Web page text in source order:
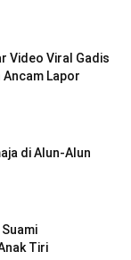
Video Viral Gadis
Ancam Lapor
di Alun-Alun
Tiri